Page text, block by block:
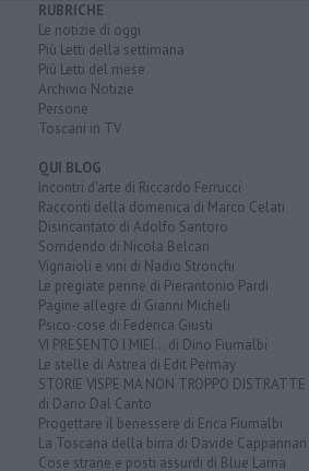
RUBRICHE
Le notizie di oggi
Più Letti della settimana
Più Letti del mese
Archivio Notizie
Persone
Toscani in TV
QUI BLOG
Incontri d'arte di Riccardo Ferrucci
Racconti della domenica di Marco Celati
Disincantato di Adolfo Santoro
Sorridendo di Nicola Belcari
Vignaioli e vini di Nadio Stronchi
Le pregiate penne di Pierantonio Pardi
Pagine allegre di Gianni Micheli
Psico-cose di Federica Giusti
VI PRESENTO I MIEI... di Dino Fiumalbi
Le stelle di Astrea di Edit Permay
STORIE VISPE MA NON TROPPO DISTRATTE
di Dario Dal Canto
Progettare il benessere di Erica Fiumalbi
La Toscana della birra di Davide Cappannari
Cose strane e posti assurdi di Blue Lama